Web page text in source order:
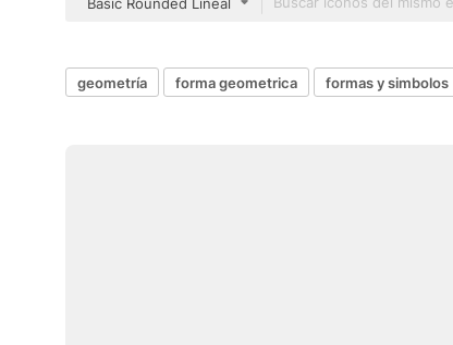
geometría forma geometrica formas y simbolos